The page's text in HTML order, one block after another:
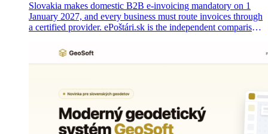
Slovakia makes domestic B2B e-invoicing mandatory on 1
January 2027, and every business must route invoices through
a certified provider. ePoštári.sk is the independent comparison
editorial provider profiles and a 60-page guide hub.